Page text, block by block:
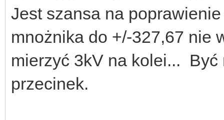
Jest szansa na
mnożnika do +/-327,67 nie
mierzyć 3kV na kolei... Być
przecinek.